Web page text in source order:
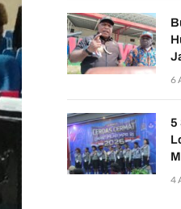
6
5
4